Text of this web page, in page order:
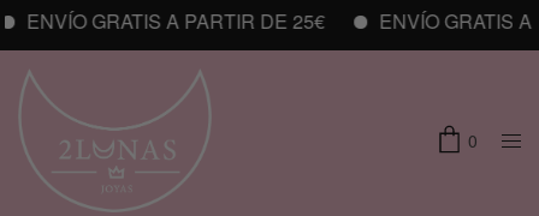
ENVÍO GRATIS A PARTIR DE 25€ ENVÍO GRATIS A
0